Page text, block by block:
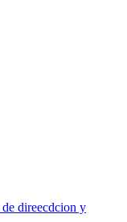
direecdcion y